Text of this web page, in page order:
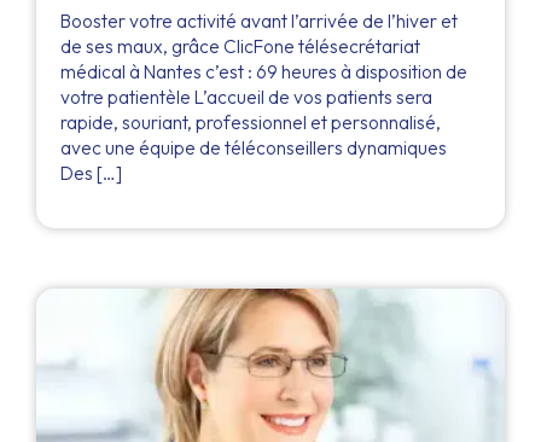
Booster votre activité avant l’arrivée de l’hiver et
de ses maux, grâce ClicFone télésecrétariat
médical à Nantes c’est : 69 heures à disposition de
votre patientèle L’accueil de vos patients sera
rapide, souriant, professionnel et personnalisé,
avec une équipe de téléconseillers dynamiques
Des […]